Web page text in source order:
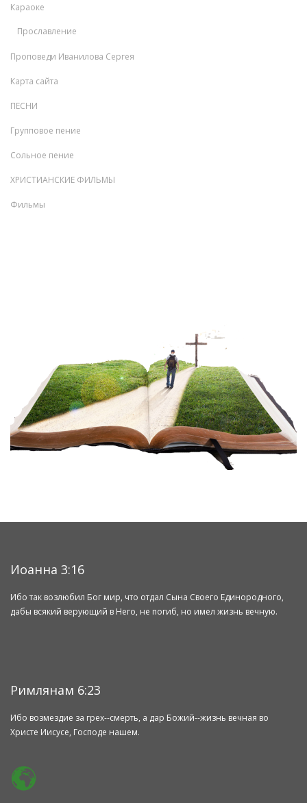
Караоке
Прославление
Проповеди Иванилова Сергея
Карта сайта
ПЕСНИ
Групповое пение
Сольное пение
ХРИСТИАНСКИЕ ФИЛЬМЫ
Фильмы
Иоанна 3:16
Ибо так возлюбил Бог мир, что отдал Сына Своего Единородного,
дабы всякий верующий в Него, не погиб, но имел жизнь вечную.
Римлянам 6:23
Ибо возмездие за грех--смерть, а дар Божий--жизнь вечная во
Христе Иисусе, Господе нашем.